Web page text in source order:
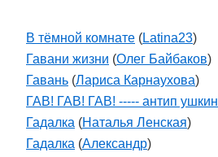
В тёмной комнате (Latina23)
Гавани жизни (Олег Байбаков)
Гавань (Лариса Карнаухова)
ГАВ! ГАВ! ГАВ! ----- антип ушкин
Гадалка (Наталья Ленская)
Гадалка (Александр)